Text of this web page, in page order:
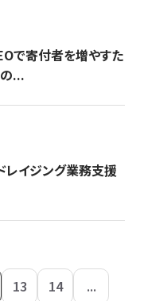
で寄付者を増やすた
...
レイジング業務支援
13 14
...